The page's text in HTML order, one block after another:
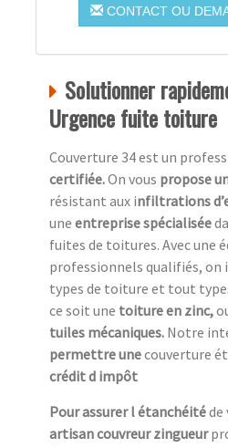
CONTACT OU
Solutionner
Urgence fuite toiture
Couverture 34 est un
certifiée.On vous propose
résistant aux infiltrations
une entreprise spécialisée
fuites de toitures. Avec une
professionnels qualifiés,
types de toiture et tout
ce soit une toiture en zinc,
tuiles mécaniques. Notre
permettre unecouverture
crédit d impôt
Pour assurer l étanchéité
artisan couvreur zingueur